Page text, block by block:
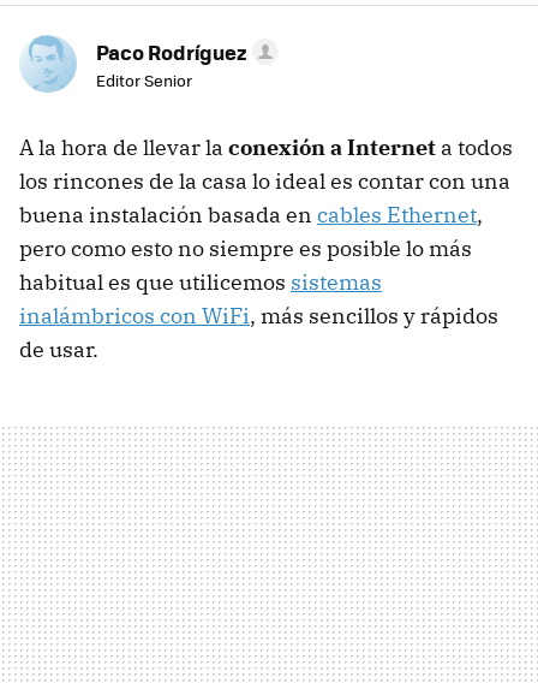
Paco Rodríguez
Editor Senior
A la hora de llevar la conexión a Internet a todos
los rincones de la casa lo ideal es contar con una
buena instalación basada en cables Ethernet,
pero como esto no siempre es posible lo más
habitual es que utilicemos sistemas
inalámbricos con WiFi, más sencillos y rápidos
de usar.